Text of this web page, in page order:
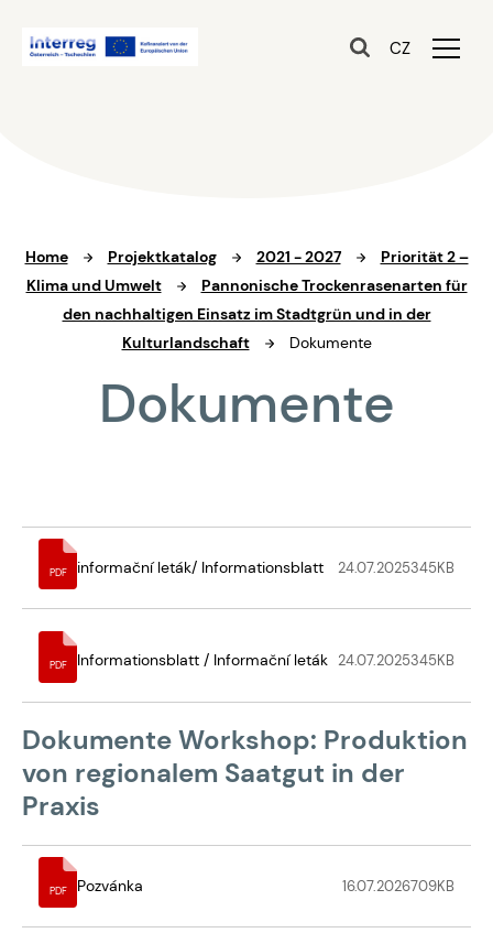
CZ
Home Projektkatalog 2021 - 2027
Priorität 2 –
Klima und Umwelt
Pannonische Trockenrasenarten für
den nachhaltigen Einsatz im Stadtgrün und in der
Kulturlandschaft
Dokumente
Dokumente
PDF informační leták/ Informationsblatt 24.07.2025345KB
PDF Informationsblatt / Informační leták 24.07.2025345KB
Dokumente Workshop: Produktion
von regionalem Saatgut in der
Praxis
PDF Pozvánka 16.07.2026709KB